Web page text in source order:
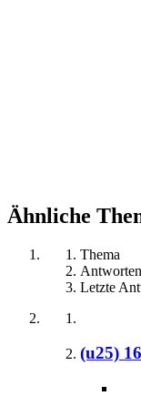
Ähnliche
Thema
Antworten
Letzte
(u25)